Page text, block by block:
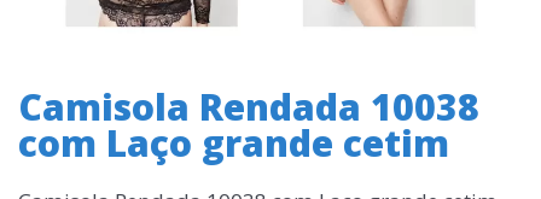
Camisola Rendada 10038
com Laço grande cetim